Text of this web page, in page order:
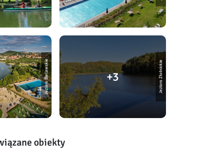
Jezioro Bielawskie Jezioro Złotnickie
3
obiekty